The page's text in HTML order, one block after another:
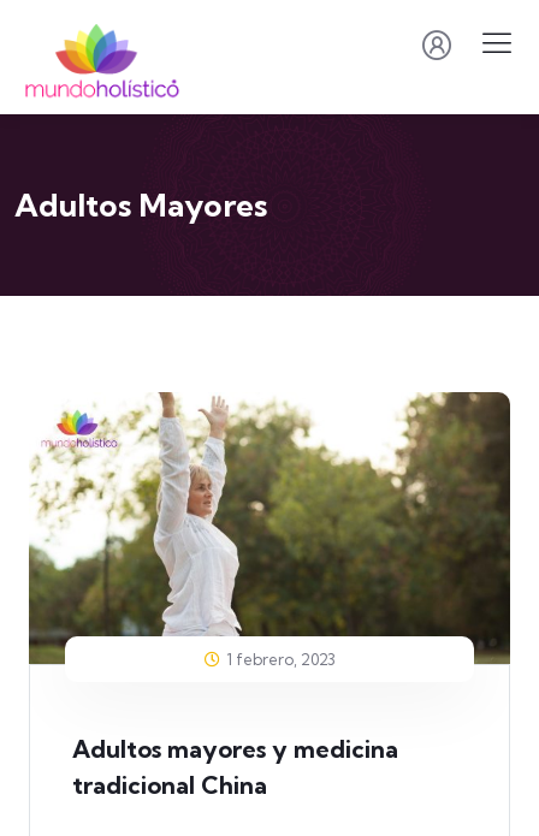
Adultos Mayores
1 febrero, 2023
Adultos mayores y medicina
tradicional China